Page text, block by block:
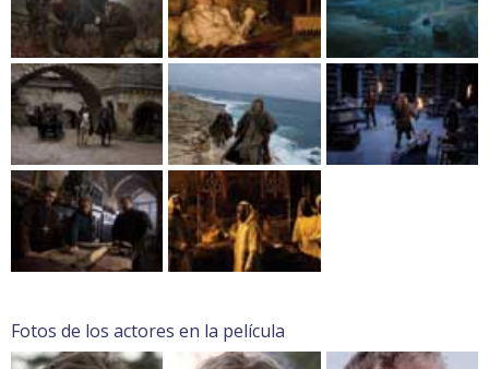
Fotos de los actores en la película